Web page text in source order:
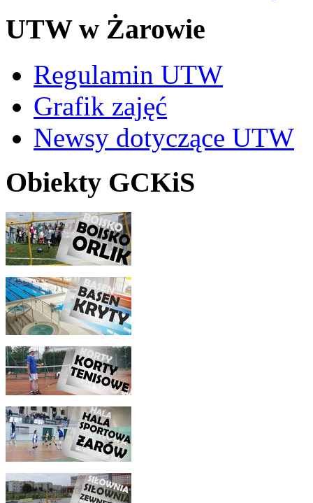
UTW w Żarowie
Regulamin UTW
Grafik zajęć
Newsy dotyczące UTW
Obiekty GCKiS